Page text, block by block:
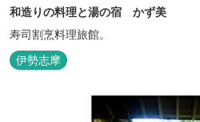
和造りの料理と湯の宿 かず美
寿司割烹料理旅館。
伊勢志摩